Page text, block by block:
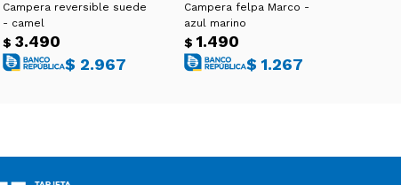
Campera reversible suede
- camel
$ 3.490
$ 2.967
Campera felpa Marco -
azul marino
$ 1.490
$ 1.267